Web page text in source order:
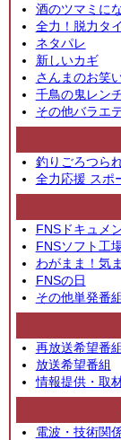
酒のツマミに
全力！脱力タ
ネタパレ
新しいカギ
さんまのお笑
千鳥の鬼レン
その他バラエ
釣りごろつら
全力応援 スポ
FNSドキュメ
FNSソフト工
わがまま！気
FNSの日
その他単発番組
再放送希望番組
放送希望番組
情報提供・取
電波・技術関